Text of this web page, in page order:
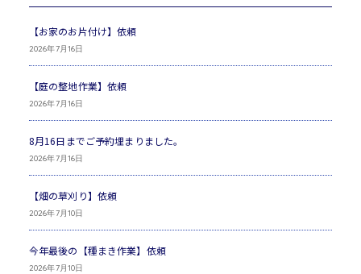
【お家のお片付け】依頼
2026年7月16日
【庭の整地作業】依頼
2026年7月16日
8月16日までご予約埋まりました。
2026年7月16日
【畑の草刈り】依頼
2026年7月10日
今年最後の【種まき作業】依頼
2026年7月10日